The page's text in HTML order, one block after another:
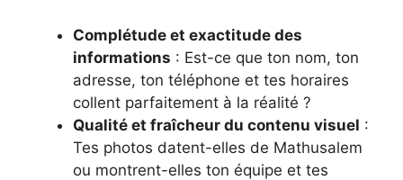
Complétude et exactitude des
informations : Est-ce que ton nom, ton
adresse, ton téléphone et tes horaires
collent parfaitement à la réalité ?
Qualité et fraîcheur du contenu visuel :
Tes photos datent-elles de Mathusalem
ou montrent-elles ton équipe et tes